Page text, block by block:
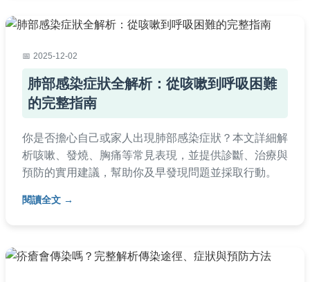
2025-12-02
肺部感染症狀全解析：從咳嗽到呼吸困難
的完整指南
你是否擔心自己或家人出現肺部感染症狀？本文詳細解
析咳嗽、發燒、胸痛等常見表現，並提供診斷、治療與
預防的實用建議，幫助你及早發現問題並採取行動。
閱讀全文